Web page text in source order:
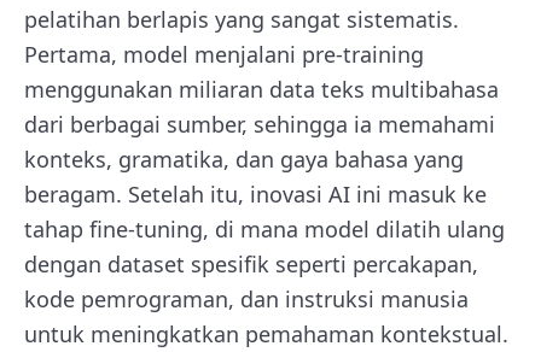
pelatihan berlapis yang sangat sistematis.
Pertama, model menjalani pre-training
menggunakan miliaran data teks multibahasa
dari berbagai sumber, sehingga ia memahami
konteks, gramatika, dan gaya bahasa yang
beragam. Setelah itu, inovasi AI ini masuk ke
tahap fine-tuning, di mana model dilatih ulang
dengan dataset spesifik seperti percakapan,
kode pemrograman, dan instruksi manusia
untuk meningkatkan pemahaman kontekstual.